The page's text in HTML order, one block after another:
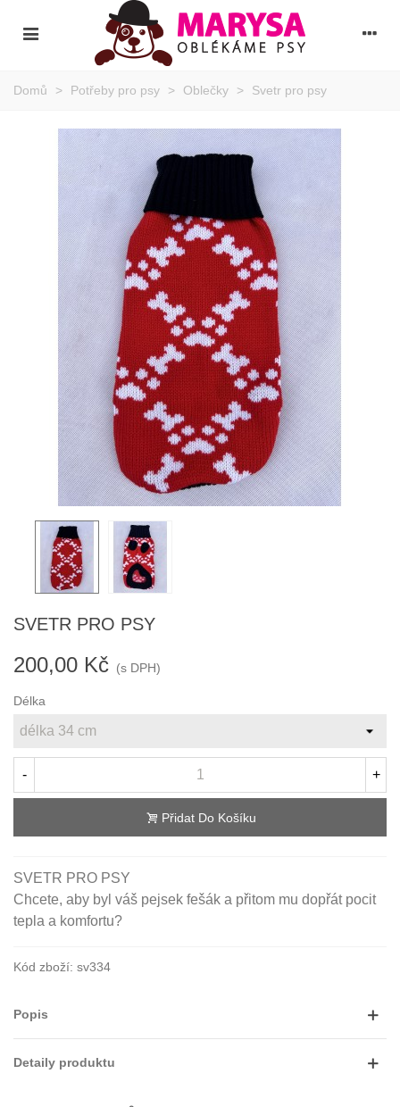
Domů > Potřeby pro psy > Oblečky > Svetr pro psy
SVETR PRO PSY
200,00 Kč (s DPH)
Délka
- +
Přidat Do Košíku
SVETR PRO PSY
Chcete, aby byl váš pejsek fešák a přitom mu dopřát pocit
tepla a komfortu?
Kód zboží: sv334
Popis
Detaily produktu